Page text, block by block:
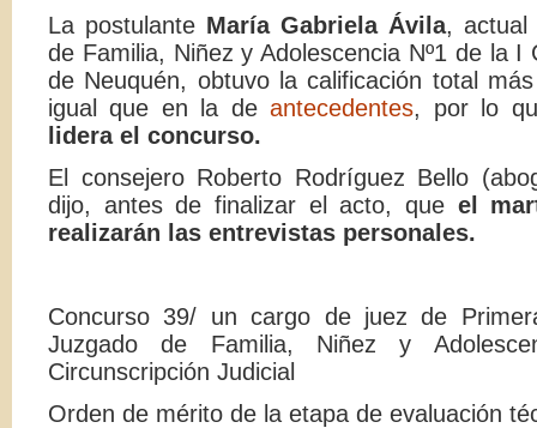
La postulante María Gabriela Ávila, actual
de Familia, Niñez y Adolescencia Nº1 de la I
de Neuquén, obtuvo la calificación total
igual que en la deantecedentes, por lo
lidera el concurso.
El consejero Roberto Rodríguez Bello
dijo, antes de finalizar el acto, que el
realizarán las entrevistas personales.
Concurso 39/ un cargo de juez de
Juzgado de Familia, Niñez y
Circunscripción Judicial
Orden de mérito de la etapa de evaluación